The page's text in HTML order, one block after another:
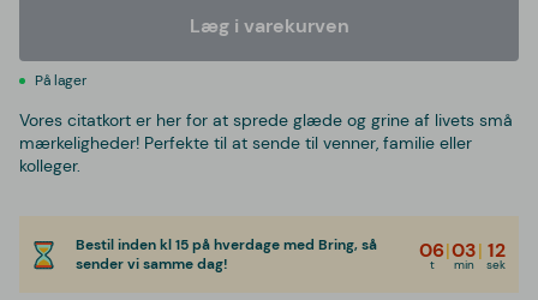
Læg i varekurven
På lager
Vores citatkort er her for at sprede glæde og grine af livets små
mærkeligheder! Perfekte til at sende til venner, familie eller
kolleger.
Bestil inden kl 15 på hverdage med Bring, så
sender vi samme dag!
06
t
|03
min
| 12
sek